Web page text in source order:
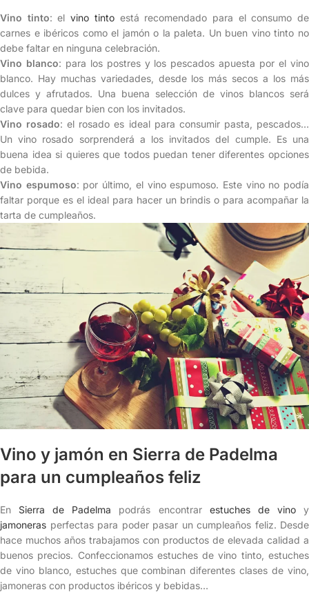
Vino tinto: elvino tintoestá recomendado para el consumo de
carnes e ibéricos como el jamón o la paleta. Un buen vino tinto no
debe faltar en ninguna celebración.
Vino blanco: para los postres y los pescados apuesta por el vino
blanco. Hay muchas variedades, desde los más secos a los más
dulces y afrutados. Una buena selección de vinos blancos será
clave para quedar bien con los invitados.
Vino rosado: el rosado es ideal para consumir pasta, pescados…
Un vino rosado sorprenderá a los invitados del cumple. Es una
buena idea si quieres que todos puedan tener diferentes opciones
de bebida.
Vino espumoso: por último, el vino espumoso. Este vino no podía
faltar porque es el ideal para hacer un brindis o para acompañar la
tarta de cumpleaños.
Vino y jamón en Sierra de Padelma
para un cumpleaños feliz
En Sierra de Padelma podrás encontrar estuches de vinoy
jamoneras perfectas para poder pasar un cumpleaños feliz. Desde
hace muchos años trabajamos con productos de elevada calidad a
buenos precios. Confeccionamos estuches de vino tinto, estuches
de vino blanco, estuches que combinan diferentes clases de vino,
jamoneras con productos ibéricos y bebidas…